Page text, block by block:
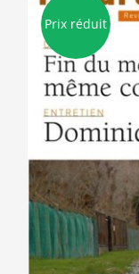
Prix réduit